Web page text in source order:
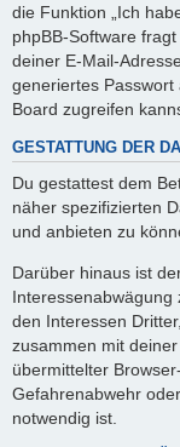
die Funktion „Ich
phpBB-Software
deiner E-Mail-
generiertes
Board zugreifen
GESTATTUNG DER
Du gestattest dem
näher spezifizierten
und anbieten zu
Darüber hinaus ist
Interessenabwägung
den Interessen
zusammen mit
übermittelter
Gefahrenabwehr
notwendig ist.